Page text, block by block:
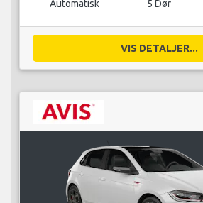
Automatisk 5 Dør
VIS DETALJER...